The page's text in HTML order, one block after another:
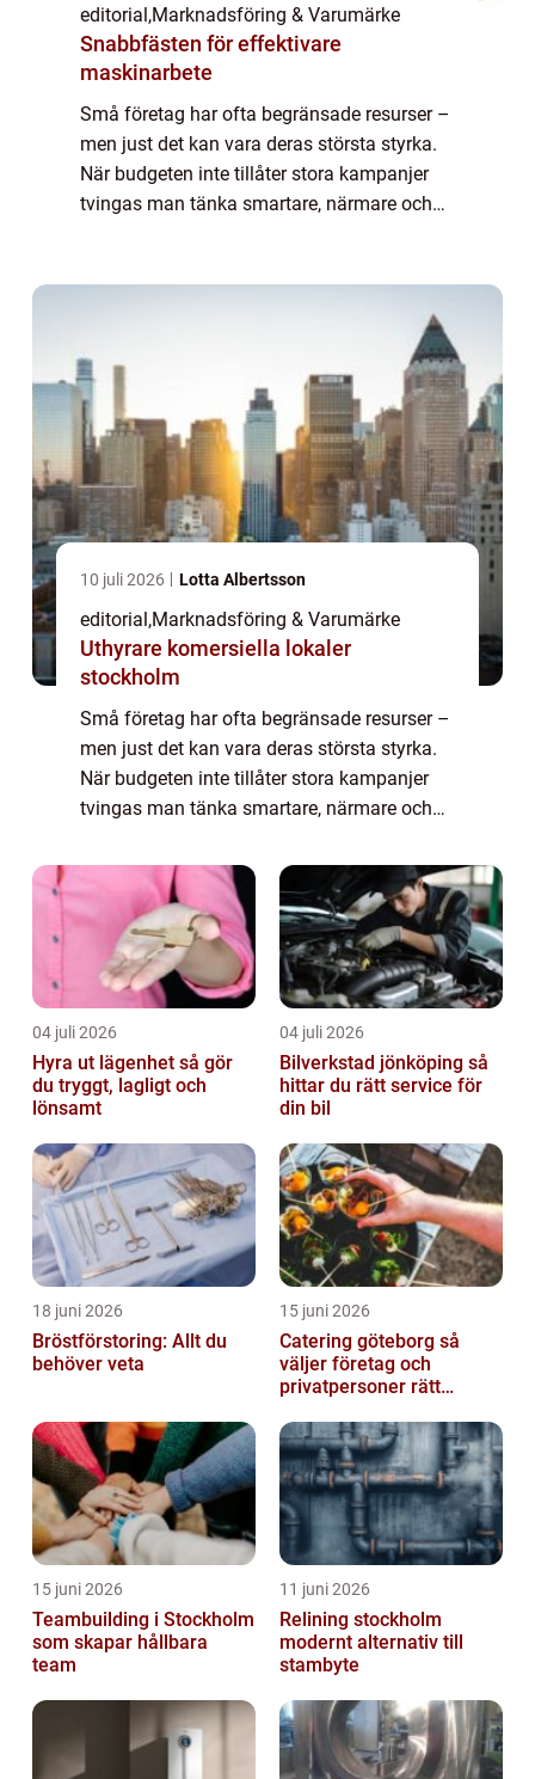
editorial ,Marknadsföring & Varumärke
Snabbfästen för effektivare
maskinarbete
Små företag har ofta begränsade resurser –
men just det kan vara deras största styrka.
När budgeten inte tillåter stora kampanjer
tvingas man tänka smartare, närmare och
10 juli 2026 Lotta Albertsson
editorial ,Marknadsföring & Varumärke
Uthyrare komersiella lokaler
stockholm
Små företag har ofta begränsade resurser –
men just det kan vara deras största styrka.
När budgeten inte tillåter stora kampanjer
tvingas man tänka smartare, närmare och
04 juli 2026
Hyra ut lägenhet så gör
du tryggt, lagligt och
lönsamt
04 juli 2026
Bilverkstad jönköping så
hittar du rätt service för
din bil
18 juni 2026
Bröstförstoring: Allt du
behöver veta
15 juni 2026
Catering göteborg så
väljer företag och
privatpersoner rätt
15 juni 2026
Teambuilding i Stockholm
som skapar hållbara
team
11 juni 2026
Relining stockholm
modernt alternativ till
stambyte